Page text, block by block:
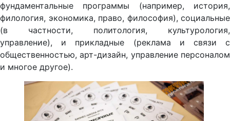
фундаментальные программы (например, история,
филология, экономика, право, философия), социальные
(в частности, политология, культурология,
управление), и прикладные (реклама и связи с
общественностью, арт-дизайн, управление персоналом
и многое другое).